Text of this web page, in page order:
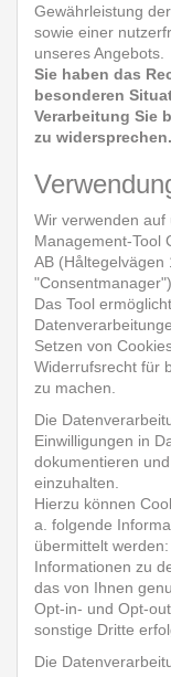
Gewährleistung
sowie einer
unseres Angebots.
Sie haben das
besonderen
Verarbeitung Sie
zu widersprechen.
Wir verwenden auf
Management-Tool
AB (Håltegelvägen
"Consentmanager").
Das Tool
Setzen von
Widerrufsrecht für
zu machen.
Die
Einwilligungen in
dokumentieren
einzuhalten.
Hierzu können
a. folgende
übermittelt
Informationen zu
das von Ihnen
Opt-in- und Opt-
sonstige Dritte
Die